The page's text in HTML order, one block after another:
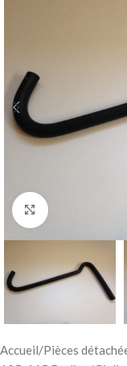
Cliquez pour
Accueil/Pièces